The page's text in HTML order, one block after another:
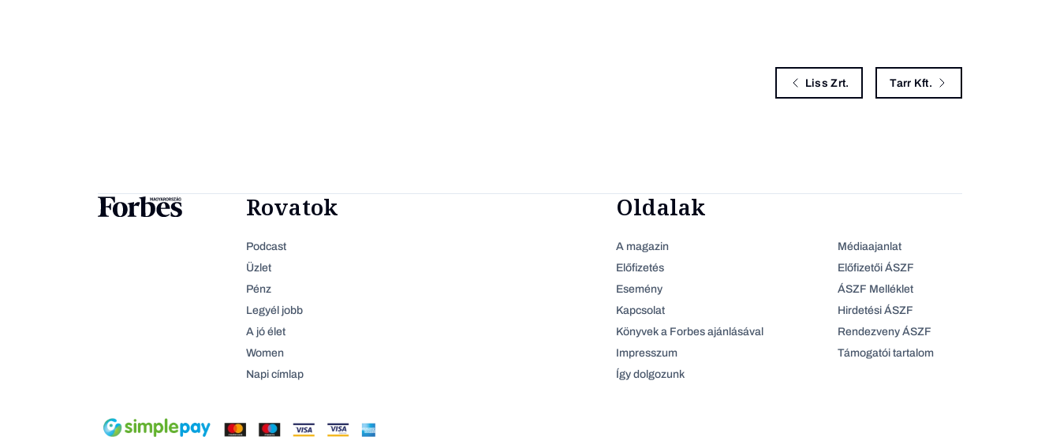
Liss Zrt. Tarr Kft.
Rovatok
Podcast
Üzlet
Pénz
Legyél jobb
A jó élet
Women
Napi címlap
Oldalak
A magazin
Előfizetés
Esemény
Kapcsolat
Könyvek a Forbes ajánlásával
Impresszum
Így dolgozunk
Médiaajanlat
Előfizetői ÁSZF
ÁSZF Melléklet
Hirdetési ÁSZF
Rendezveny ÁSZF
Támogatói tartalom